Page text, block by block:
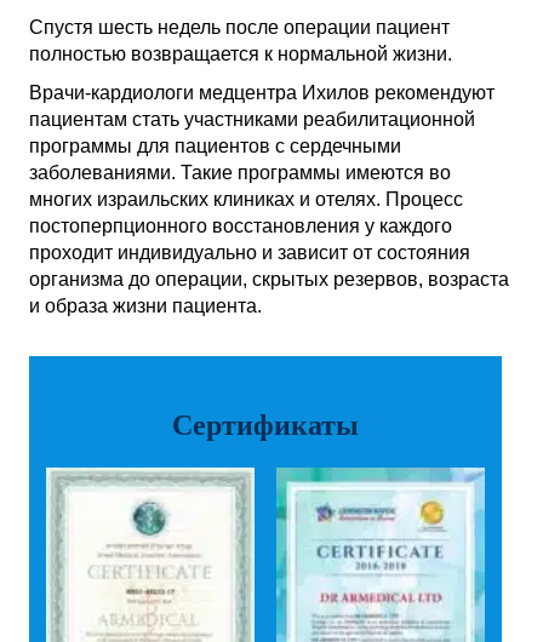
Спустя шесть недель после операции пациент
полностью возвращается к нормальной жизни.
Врачи-кардиологи медцентра Ихилов рекомендуют
пациентам стать участниками реабилитационной
программы для пациентов с сердечными
заболеваниями. Такие программы имеются во
многих израильских клиниках и отелях. Процесс
постоперпционного восстановления у каждого
проходит индивидуально и зависит от состояния
организма до операции, скрытых резервов, возраста
и образа жизни пациента.
Сертификаты